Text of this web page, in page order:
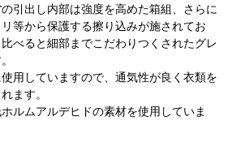
の引出し内部は強度を高めた箱組、さらに
等から保護する擦り込みが施されてお
べると細部までこだわりつくされたグレ
用していますので、通気性が良く衣類を
ます。
ルムアルデヒドの素材を使用していま